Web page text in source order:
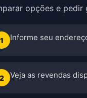
opções e pedir
1 Informe seu
2 Veja as revendas